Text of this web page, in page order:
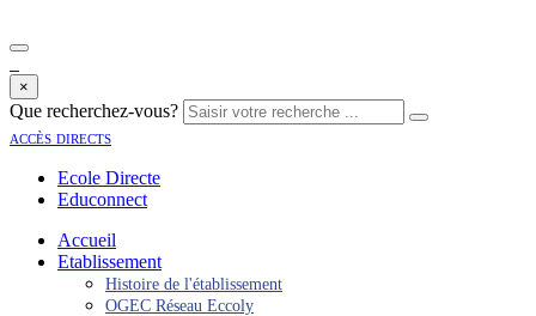
×
Que recherchez-vous?
accès directs
Ecole Directe
Educonnect
Accueil
Etablissement
Histoire de l'établissement
OGEC Réseau Eccoly